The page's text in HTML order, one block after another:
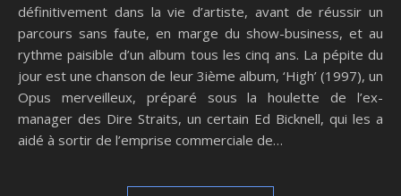
définitivement dans la vie d’artiste, avant de réussir un
parcours sans faute, en marge du show-business, et au
rythme paisible d’un album tous les cinq ans. La pépite du
jour est une chanson de leur 3ième album, ‘High’ (1997), un
Opus merveilleux, préparé sous la houlette de l’ex-
manager des Dire Straits, un certain Ed Bicknell, qui les a
aidé à sortir de l’emprise commerciale de…